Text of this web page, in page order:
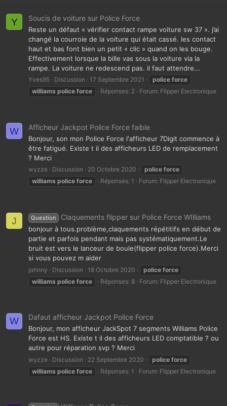
Y Soucis de voiture sur Police Force
Reste un défaut « vérifier contact rampe voiture sw 37 ». j’ai
changé la courroie de la voiture qui était cassé. les contact
haut et bas font bien un petit « clic » quand on les bouge.
Effectivement lorsque la bille vas sous la voiture via la
rampe. La voiture ne redescend pas. il faut attendre...
Yves95 Discussion 17 Septembre 2021 police force
williams police force Réponses: 2 Forum: Flipper Electronique
W Afficheur Jackpot Police Force faible
Bonjour, son mon Police Force l'afficheur 7Digit commence à
être fatigué. Existe t il des afficheurs LED de remplacement
? Merci
wyzze Discussion 20 Octobre 2020 police force
williams police force Réponses: 1 Forum: Flipper Electronique
J Question Claquements flipper sur Police Force WIlliams
bonjour à tous.problème,claquements répétitifs en début de
partie et parfois pendant mais pas systématiquement.Le
bruit est vers le lanceur de boule(flipper police force).Merci
si vous pouvez m aider
johnny Discussion 18 Octobre 2020 police force
williams police force Réponses: 8 Forum: Flipper Electronique
W Dafaut afficheur Jackpot Police Force
Bonjour, mon afficheur JackSpot 7 segments Williams Police
Force est HS. Existe t il des afficheurs LED comptatible ? ou
autre pour réparation svp ? Merci
wyzze Discussion 22 Septembre 2020 police force
williams police force Réponses: 1 Forum: Flipper Electronique